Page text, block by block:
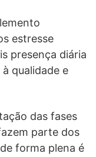
estresse
presença diária
qualidade e
das fases
parte dos
forma plena é